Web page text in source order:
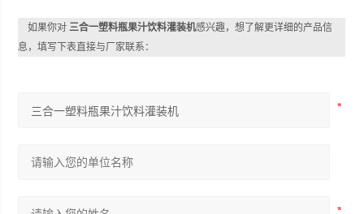
如果你对三合一塑料瓶果汁饮料灌装机感兴趣，想了解更详细的产品信
息，填写下表直接与厂家联系：